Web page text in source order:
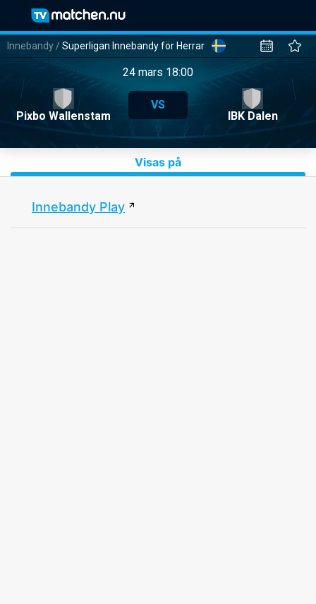
Innebandy /Superligan Innebandy för Herrar
24 mars 18:00
Pixbo Wallenstam
VS
IBK Dalen
Visas på
Innebandy Play